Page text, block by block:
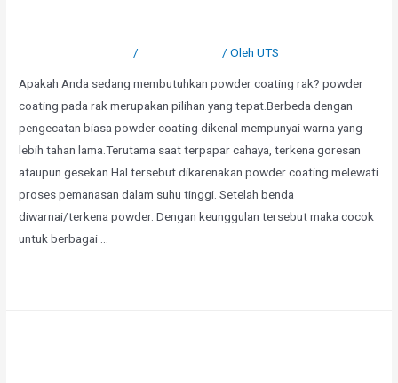
/ / OlehUTS
Apakah Anda sedang membutuhkan powder coating rak? powder
coating pada rak merupakan pilihan yang tepat.Berbeda dengan
pengecatan biasa powder coating dikenal mempunyai warna yang
lebih tahan lama.Terutama saat terpapar cahaya, terkena goresan
ataupun gesekan.Hal tersebut dikarenakan powder coating melewati
proses pemanasan dalam suhu tinggi. Setelah benda
diwarnai/terkena powder. Dengan keunggulan tersebut maka cocok
untuk berbagai …